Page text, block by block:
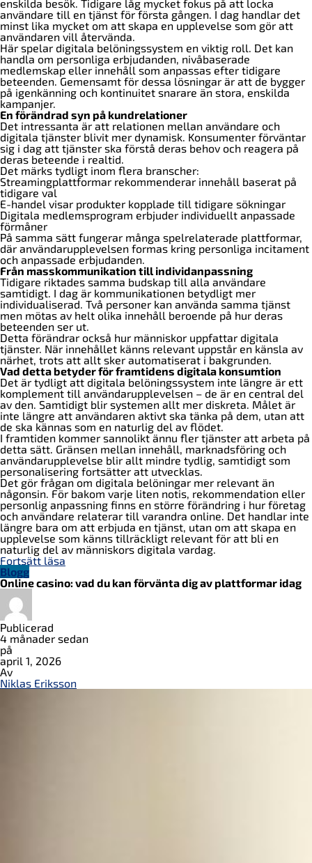
enskilda besök. Tidigare låg mycket fokus på att locka
användare till en tjänst för första gången. I dag handlar det
minst lika mycket om att skapa en upplevelse som gör att
användaren vill återvända.
Här spelar digitala belöningssystem en viktig roll. Det kan
handla om personliga erbjudanden, nivåbaserade
medlemskap eller innehåll som anpassas efter tidigare
beteenden. Gemensamt för dessa lösningar är att de bygger
på igenkänning och kontinuitet snarare än stora, enskilda
kampanjer.
En förändrad syn på kundrelationer
Det intressanta är att relationen mellan användare och
digitala tjänster blivit mer dynamisk. Konsumenter förväntar
sig i dag att tjänster ska förstå deras behov och reagera på
deras beteende i realtid.
Det märks tydligt inom flera branscher:
Streamingplattformar rekommenderar innehåll baserat på
tidigare val
E-handel visar produkter kopplade till tidigare sökningar
Digitala medlemsprogram erbjuder individuellt anpassade
förmåner
På samma sätt fungerar många spelrelaterade plattformar,
där användarupplevelsen formas kring personliga incitament
och anpassade erbjudanden.
Från masskommunikation till individanpassning
Tidigare riktades samma budskap till alla användare
samtidigt. I dag är kommunikationen betydligt mer
individualiserad. Två personer kan använda samma tjänst
men mötas av helt olika innehåll beroende på hur deras
beteenden ser ut.
Detta förändrar också hur människor uppfattar digitala
tjänster. När innehållet känns relevant uppstår en känsla av
närhet, trots att allt sker automatiserat i bakgrunden.
Vad detta betyder för framtidens digitala konsumtion
Det är tydligt att digitala belöningssystem inte längre är ett
komplement till användarupplevelsen – de är en central del
av den. Samtidigt blir systemen allt mer diskreta. Målet är
inte längre att användaren aktivt ska tänka på dem, utan att
de ska kännas som en naturlig del av flödet.
I framtiden kommer sannolikt ännu fler tjänster att arbeta på
detta sätt. Gränsen mellan innehåll, marknadsföring och
användarupplevelse blir allt mindre tydlig, samtidigt som
personalisering fortsätter att utvecklas.
Det gör frågan om digitala belöningar mer relevant än
någonsin. För bakom varje liten notis, rekommendation eller
personlig anpassning finns en större förändring i hur företag
och användare relaterar till varandra online. Det handlar inte
längre bara om att erbjuda en tjänst, utan om att skapa en
upplevelse som känns tillräckligt relevant för att bli en
naturlig del av människors digitala vardag.
Fortsätt läsa
Blogg
Online casino: vad du kan förvänta dig av plattformar idag
Publicerad
4 månader sedan
på
april 1, 2026
Av
Niklas Eriksson